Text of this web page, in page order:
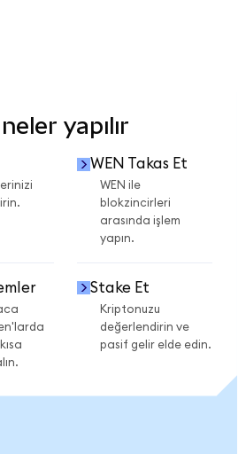
yapılır
WEN Takas Et
WEN ile
blokzincirleri
arasında işlem
yapın.
Stake Et
Kriptonuzu
değerlendirin ve
pasif gelir elde edin.